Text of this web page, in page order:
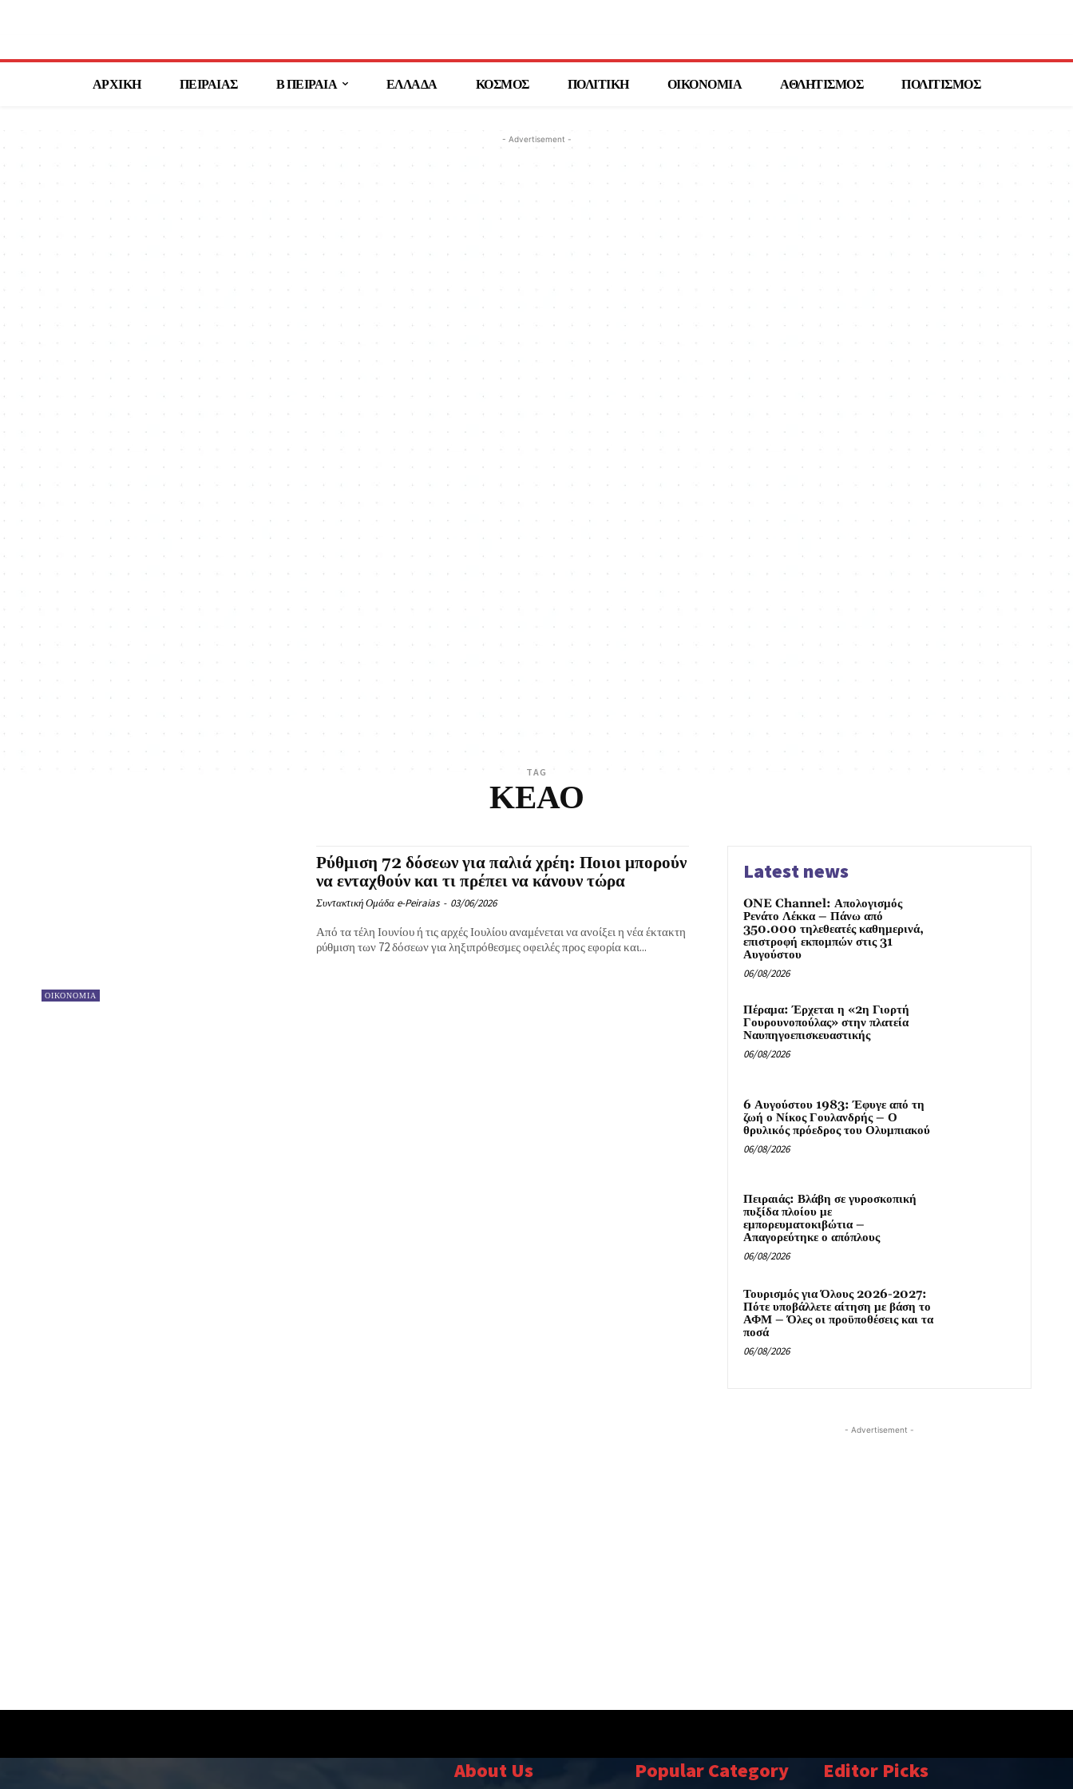
ΑΡΧΙΚΗ ΠΕΙΡΑΙΑΣ Β ΠΕΙΡΑΙΑ ΕΛΛΑΔΑ ΚΟΣΜΟΣ ΠΟΛΙΤΙΚΗ ΟΙΚΟΝΟΜΙΑ ΑΘΛΗΤΙΣΜΟΣ ΠΟΛΙΤΙΣΜΟΣ
- Advertisement -
TAG
ΚΕΑΟ
ΟΙΚΟΝΟΜΙΑ
Ρύθμιση 72 δόσεων για παλιά χρέη: Ποιοι μπορούν
να ενταχθούν και τι πρέπει να κάνουν τώρα
Συντακτική Ομάδα e-Peiraias - 03/06/2026
Από τα τέλη Ιουνίου ή τις αρχές Ιουλίου αναμένεται να ανοίξει η νέα έκτακτη
ρύθμιση των 72 δόσεων για ληξιπρόθεσμες οφειλές προς εφορία και...
Latest news
ONE Channel: Απολογισμός
Ρενάτο Λέκκα – Πάνω από
350.000 τηλεθεατές καθημερινά,
επιστροφή εκπομπών στις 31
Αυγούστου
06/08/2026
Πέραμα: Έρχεται η «2η Γιορτή
Γουρουνοπούλας» στην πλατεία
Ναυπηγοεπισκευαστικής
06/08/2026
6 Αυγούστου 1983: Έφυγε από τη
ζωή ο Νίκος Γουλανδρής – Ο
θρυλικός πρόεδρος του Ολυμπιακού
06/08/2026
Πειραιάς: Βλάβη σε γυροσκοπική
πυξίδα πλοίου με
εμπορευματοκιβώτια –
Απαγορεύτηκε ο απόπλους
06/08/2026
Τουρισμός για Όλους 2026-2027:
Πότε υποβάλλετε αίτηση με βάση το
ΑΦΜ – Όλες οι προϋποθέσεις και τα
ποσά
06/08/2026
- Advertisement -
About Us Popular Category Editor Picks